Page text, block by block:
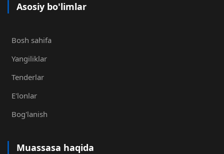
Asosiy bo'limlar
Bosh sahifa
Yangiliklar
Tenderlar
E'lonlar
Bog'lanish
Muassasa haqida